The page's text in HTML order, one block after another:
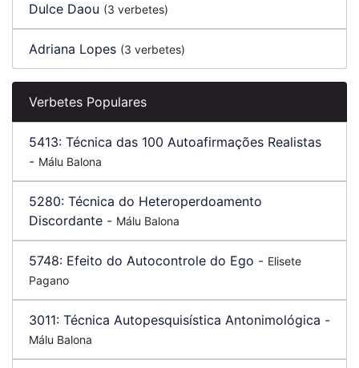
Dulce Daou (3 verbetes)
Adriana Lopes (3 verbetes)
Verbetes Populares
5413: Técnica das 100 Autoafirmações Realistas
- Málu Balona
5280: Técnica do Heteroperdoamento
Discordante - Málu Balona
5748: Efeito do Autocontrole do Ego - Elisete
Pagano
3011: Técnica Autopesquisística Antonimológica -
Málu Balona